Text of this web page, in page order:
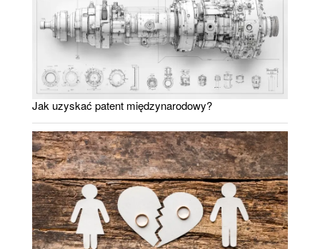
Jak uzyskać patent międzynarodowy?